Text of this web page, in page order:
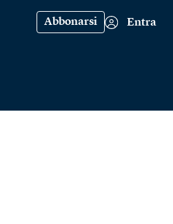
Abbonarsi Entra